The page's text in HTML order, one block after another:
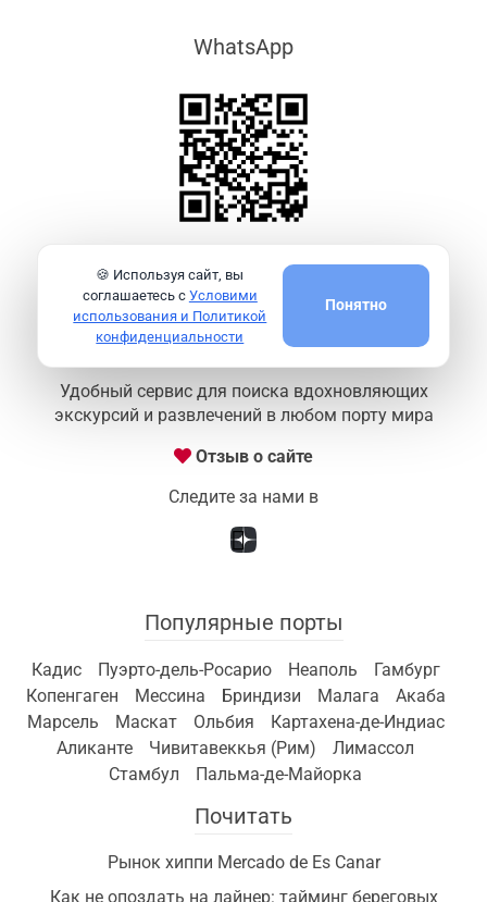
WhatsApp
Удобный сервис для поиска вдохновляющих
экскурсий и развлечений в любом порту мира
Отзыв о сайте
Следите за нами в
Популярные порты
Кадис Пуэрто-дель-Росарио Неаполь
Гамбург
Копенгаген
Мессина Бриндизи Малага
Акаба
Марсель
Маскат Ольбия
Картахена-де-Индиас
Аликанте
Чивитавеккья (Рим)
Лимассол
Стамбул
Пальма-де-Майорка
Почитать
Рынок хиппи Mercado de Es Canar
Как не опоздать на лайнер: тайминг береговых
🍪 Используя сайт, вы
соглашаетесь с Условими
использования и Политикой
конфиденциальности
Понятно